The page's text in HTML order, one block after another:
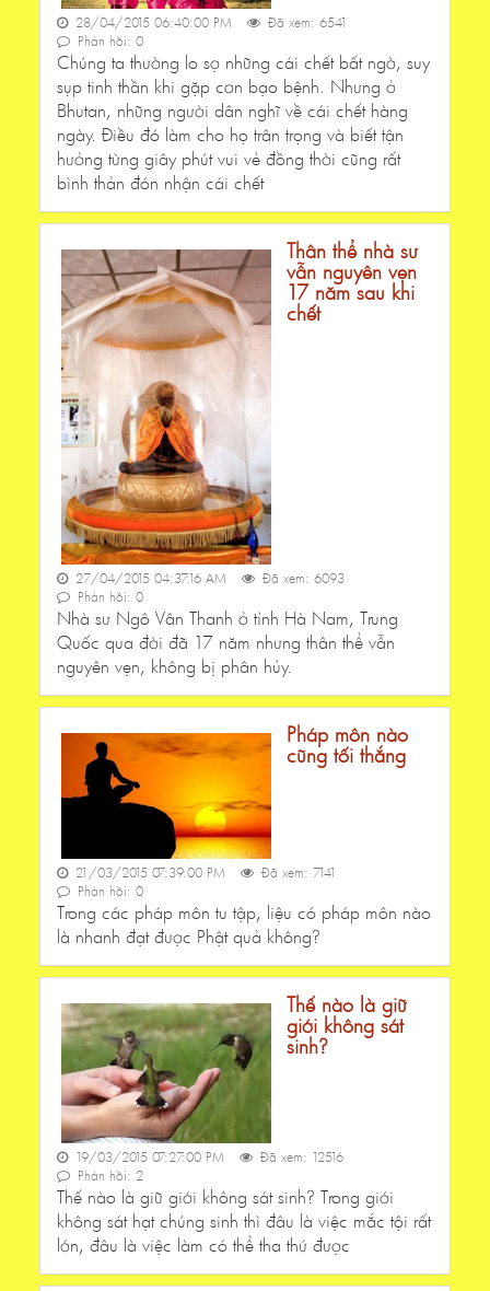
28/04/2015 06:40:00 PM
Đã xem: 6541
Phản hồi: 0
Chúng ta thường lo sợ những cái chết bất ngờ, suy
sụp tinh thần khi gặp cơn bạo bệnh. Nhưng ở
Bhutan, những người dân nghĩ về cái chết hàng
ngày. Điều đó làm cho họ trân trọng và biết tận
hưởng từng giây phút vui vẻ đồng thời cũng rất
bình thản đón nhận cái chết
Thân thể nhà sư
vẫn nguyên vẹn
17 năm sau khi
chết
27/04/2015 04:37:16 AM
Đã xem: 6093
Phản hồi: 0
Nhà sư Ngô Vân Thanh ở tỉnh Hà Nam, Trung
Quốc qua đời đã 17 năm nhưng thân thể vẫn
nguyên vẹn, không bị phân hủy.
Pháp môn nào
cũng tối thắng
21/03/2015 07:39:00 PM
Đã xem: 7141
Phản hồi: 0
Trong các pháp môn tu tập, liệu có pháp môn nào
là nhanh đạt được Phật quả không?
Thế nào là giữ
giới không sát
sinh?
19/03/2015 07:27:00 PM
Đã xem: 12516
Phản hồi: 2
Thế nào là giữ giới không sát sinh? Trong giới
không sát hạt chúng sinh thì đâu là việc mắc tội rất
lớn, đâu là việc làm có thể tha thứ được